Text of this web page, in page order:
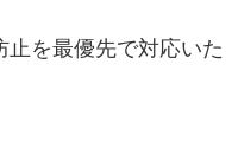
を最優先で対応いた